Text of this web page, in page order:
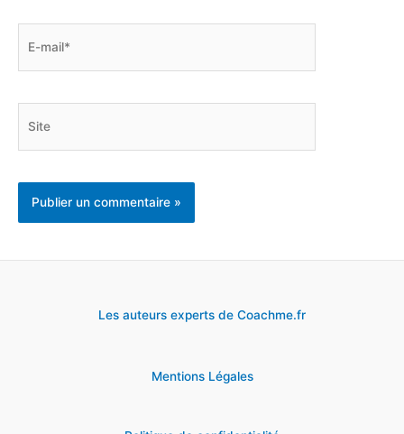
Les auteurs experts de Coachme.fr
Mentions Légales